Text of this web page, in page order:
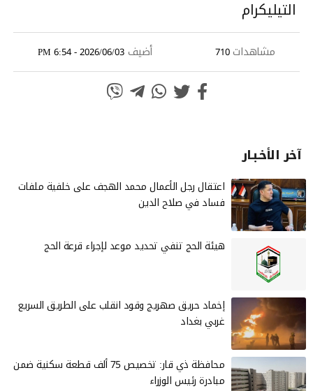
التيليكرام
مشاهدات710 أضيف 2026/06/03 - 6:54 PM
آخر الأخـبـار
‏اعتقال رجل الأعمال محمد الهجف على خلفية ملفات
فساد في صلاح الدين
هيئة الحج تنفي تحديد موعد لإجراء قرعة الحج
إخماد حريق صهريج وقود انقلب على الطريق السريع
غربي بغداد
محافظة ذي قار: تخصيص 75 ألف قطعة سكنية ضمن
مبادرة رئيس الوزراء